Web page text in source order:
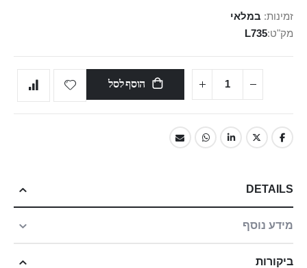
זמינות: במלאי
מק"ט L735
הוסף לסל
DETAILS
מידע נוסף
ביקורות